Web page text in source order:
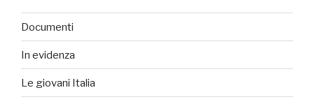
Documenti
In evidenza
Le giovani Italia